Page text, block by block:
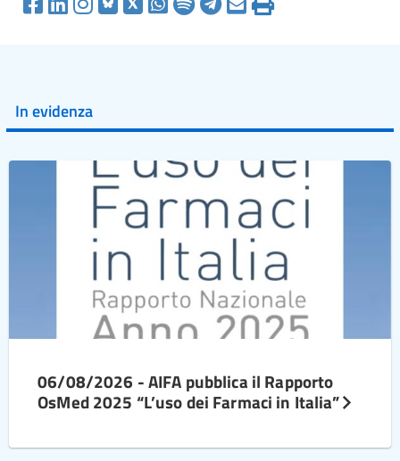
In evidenza
06/08/2026 - AIFA pubblica il Rapporto
OsMed 2025 “L’uso dei Farmaci in Italia”